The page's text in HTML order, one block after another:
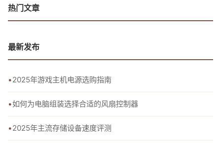
热门文章
最新发布
2025年游戏主机电源选购指南
如何为电脑组装选择合适的风扇控制器
2025年主流存储设备速度评测